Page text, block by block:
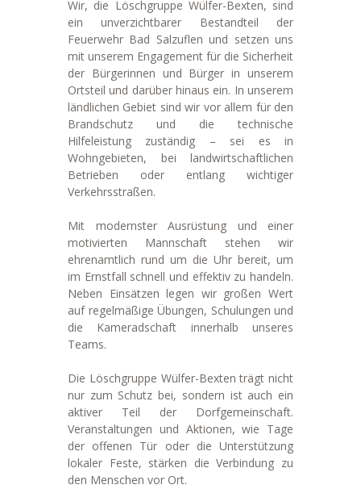
Wir, die Löschgruppe Wülfer-Bexten, sind
ein unverzichtbarer Bestandteil der
Feuerwehr Bad Salzuflen und setzen uns
mit unserem Engagement für die Sicherheit
der Bürgerinnen und Bürger in unserem
Ortsteil und darüber hinaus ein. In unserem
ländlichen Gebiet sind wir vor allem für den
Brandschutz und die technische
Hilfeleistung zuständig – sei es in
Wohngebieten, bei landwirtschaftlichen
Betrieben oder entlang wichtiger
Verkehrsstraßen.
Mit modernster Ausrüstung und einer
motivierten Mannschaft stehen wir
ehrenamtlich rund um die Uhr bereit, um
im Ernstfall schnell und effektiv zu handeln.
Neben Einsätzen legen wir großen Wert
auf regelmäßige Übungen, Schulungen und
die Kameradschaft innerhalb unseres
Teams.
Die Löschgruppe Wülfer-Bexten trägt nicht
nur zum Schutz bei, sondern ist auch ein
aktiver Teil der Dorfgemeinschaft.
Veranstaltungen und Aktionen, wie Tage
der offenen Tür oder die Unterstützung
lokaler Feste, stärken die Verbindung zu
den Menschen vor Ort.